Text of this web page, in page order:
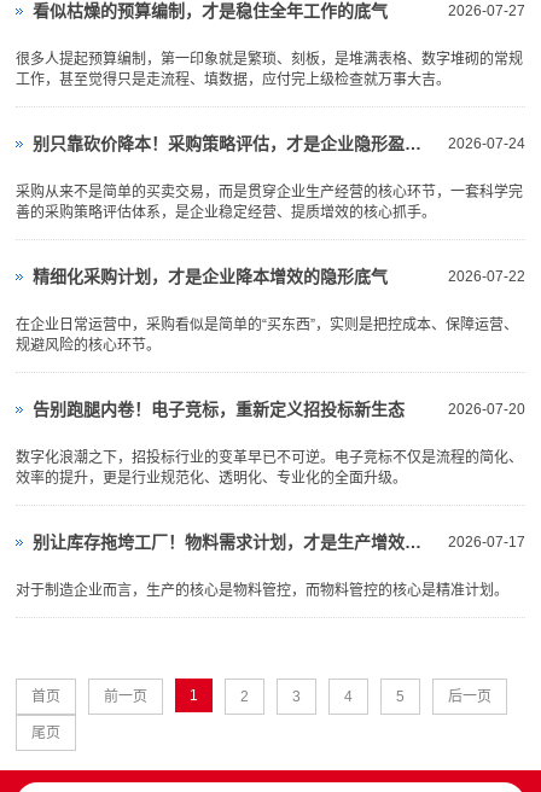
2026-07-27
看似枯燥的预算编制，才是稳住全年工作的底气
很多人提起预算编制，第一印象就是繁琐、刻板，是堆满表格、数字堆砌的常规
工作，甚至觉得只是走流程、填数据，应付完上级检查就万事大吉。
2026-07-24
别只靠砍价降本！采购策略评估，才是企业隐形盈利密码
采购从来不是简单的买卖交易，而是贯穿企业生产经营的核心环节，一套科学完
善的采购策略评估体系，是企业稳定经营、提质增效的核心抓手。
2026-07-22
精细化采购计划，才是企业降本增效的隐形底气
在企业日常运营中，采购看似是简单的“买东西”，实则是把控成本、保障运营、
规避风险的核心环节。
2026-07-20
告别跑腿内卷！电子竞标，重新定义招投标新生态
数字化浪潮之下，招投标行业的变革早已不可逆。电子竞标不仅是流程的简化、
效率的提升，更是行业规范化、透明化、专业化的全面升级。
2026-07-17
别让库存拖垮工厂！物料需求计划，才是生产增效核心
对于制造企业而言，生产的核心是物料管控，而物料管控的核心是精准计划。
首页 前一页 1 2 3 4 5 后一页
尾页